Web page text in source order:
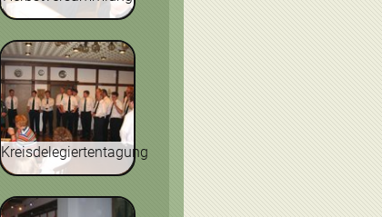
Kreisdelegiertentagung